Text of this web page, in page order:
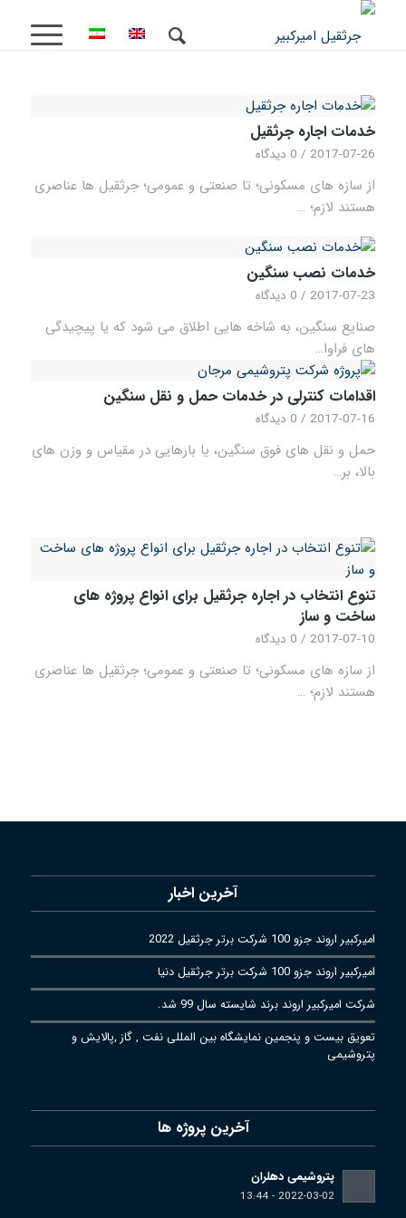
خدمات اجاره جرثقیل
2017-07-26
/ 0 دیدگاه
از سازه های مسکونی؛ تا صنعتی و عمومی؛ جرثقیل ها عناصری
هستند لازم؛ …
خدمات نصب سنگین
2017-07-23
/ 0 دیدگاه
صنایع سنگین، به شاخه هایی اطلاق می شود که یا پیچیدگی
های فراوا…
اقدامات کنترلی در خدمات حمل و نقل سنگین
2017-07-16
/ 0 دیدگاه
حمل و نقل های فوق سنگین، یا بارهایی در مقیاس و وزن های
بالا، بر…
تنوع انتخاب در اجاره جرثقیل برای انواع پروژه های
ساخت و ساز
2017-07-10
/ 0 دیدگاه
از سازه های مسکونی؛ تا صنعتی و عمومی؛ جرثقیل ها عناصری
هستند لازم؛ …
آخرین اخبار
امیرکبیر اروند جزو 100 شرکت برتر جرثقیل 2022
امیرکبیر اروند جزو 100 شرکت برتر جرثقیل دنیا
شرکت امیرکبیر اروند برند شایسته سال 99 شد.
تعویق بیست و پنجمین نمایشگاه بین المللی نفت , گاز ,پالایش و
پتروشیمی
آخرین پروژه ها
پتروشیمی دهلران
2022-03-02 - 13:44